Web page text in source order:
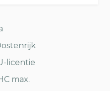
licentie
max.